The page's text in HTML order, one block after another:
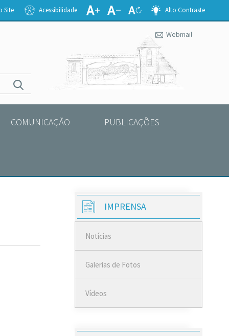
Site Acessibilidade Alto Contraste
Webmail
COMUNICAÇÃO PUBLICAÇÕES
IMPRENSA
Notícias
Galerias de Fotos
Vídeos